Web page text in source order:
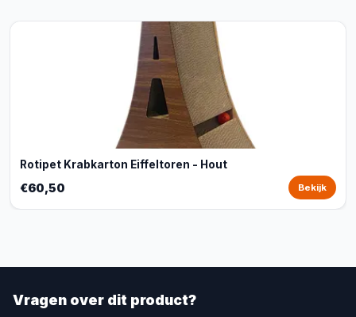
Rotipet Krabkarton Eiffeltoren - Hout
€60,50 Bekijk
Vragen over dit product?